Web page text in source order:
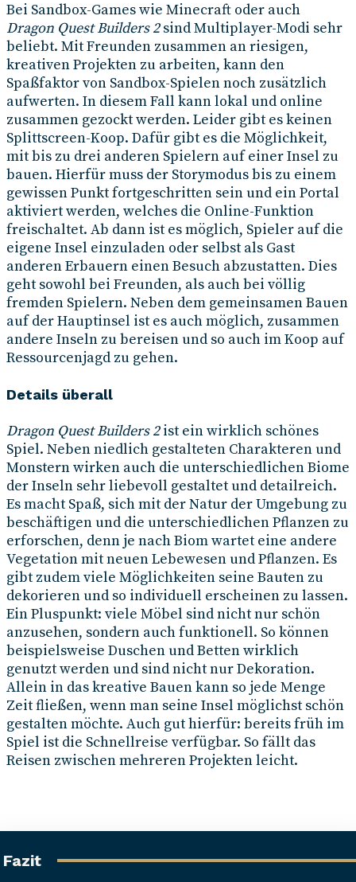
Bei Sandbox-Games wie Minecraft oder auch
Dragon Quest Builders 2sind Multiplayer-Modi sehr
beliebt. Mit Freunden zusammen an riesigen,
kreativen Projekten zu arbeiten, kann den
Spaßfaktor von Sandbox-Spielen noch zusätzlich
aufwerten. In diesem Fall kann lokal und online
zusammen gezockt werden. Leider gibt es keinen
Splittscreen-Koop. Dafür gibt es die Möglichkeit,
mit bis zu drei anderen Spielern auf einer Insel zu
bauen. Hierfür muss der Storymodus bis zu einem
gewissen Punkt fortgeschritten sein und ein Portal
aktiviert werden, welches die Online-Funktion
freischaltet. Ab dann ist es möglich, Spieler auf die
eigene Insel einzuladen oder selbst als Gast
anderen Erbauern einen Besuch abzustatten. Dies
geht sowohl bei Freunden, als auch bei völlig
fremden Spielern. Neben dem gemeinsamen Bauen
auf der Hauptinsel ist es auch möglich, zusammen
andere Inseln zu bereisen und so auch im Koop auf
Ressourcenjagd zu gehen.
Details überall
Dragon Quest Builders 2ist ein wirklich schönes
Spiel. Neben niedlich gestalteten Charakteren und
Monstern wirken auch die unterschiedlichen Biome
der Inseln sehr liebevoll gestaltet und detailreich.
Es macht Spaß, sich mit der Natur der Umgebung zu
beschäftigen und die unterschiedlichen Pflanzen zu
erforschen, denn je nach Biom wartet eine andere
Vegetation mit neuen Lebewesen und Pflanzen. Es
gibt zudem viele Möglichkeiten seine Bauten zu
dekorieren und so individuell erscheinen zu lassen.
Ein Pluspunkt: viele Möbel sind nicht nur schön
anzusehen, sondern auch funktionell. So können
beispielsweise Duschen und Betten wirklich
genutzt werden und sind nicht nur Dekoration.
Allein in das kreative Bauen kann so jede Menge
Zeit fließen, wenn man seine Insel möglichst schön
gestalten möchte. Auch gut hierfür: bereits früh im
Spiel ist die Schnellreise verfügbar. So fällt das
Reisen zwischen mehreren Projekten leicht.
Fazit